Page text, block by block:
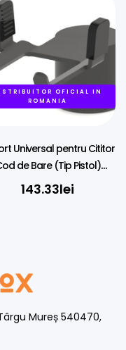
OFICIAL IN
ROMANIA
Universal pentru Cititor
de Bare (Tip Pistol)
Montare pe 38mm
143.33lei
Mureș 540470,